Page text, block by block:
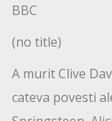
BBC
(no title)
A murit Clive
cateva povesti